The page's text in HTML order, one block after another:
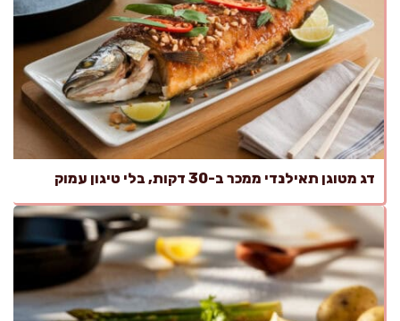
דג מטוגן תאילנדי ממכר ב-30 דקות, בלי טיגון עמוק